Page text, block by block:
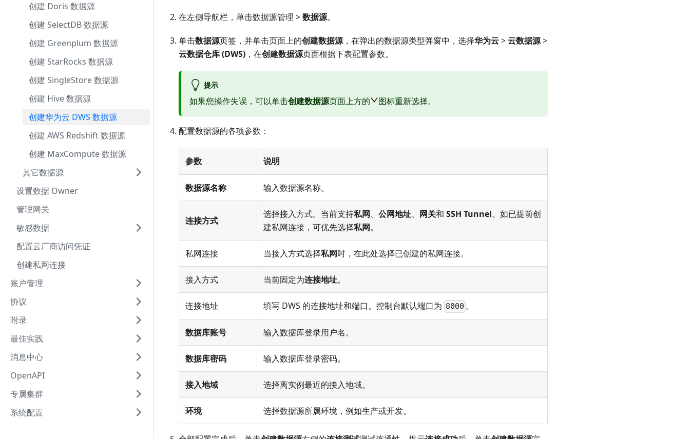
创建 Doris 数据源
创建 SelectDB 数据源
创建 Greenplum 数据源
创建 StarRocks 数据源
创建 SingleStore 数据源
创建 Hive 数据源
创建华为云 DWS 数据源
创建 AWS Redshift 数据源
创建 MaxCompute 数据源
其它数据源
设置数据 Owner
管理网关
敏感数据
配置云厂商访问凭证
创建私网连接
账户管理
协议
附录
最佳实践
消息中心
OpenAPI
专属集群
系统配置
在左侧导航栏，单击数据源管理 >数据源。
单击数据源页签，并单击页面上的创建数据源，在弹出的数据源类型弹窗中，选择华为云>云数据源>
云数据仓库 (DWS) ，在创建数据源页面根据下表配置参数。
提示
如果您操作失误，可以单击创建数据源页面上方的 图标重新选择。
配置数据源的各项参数：
参数 说明
数据源名称 输入数据源名称。
连接方式
选择接入方式。当前支持私网、 公网地址、 网关和 SSH Tunnel。如已提前创
建私网连接，可优先选择私网。
私网连接 当接入方式选择私网时，在此处选择已创建的私网连接。
接入方式 当前固定为连接地址。
连接地址 填写 DWS 的连接地址和端口。控制台默认端口为 8000 。
数据库账号 输入数据库登录用户名。
数据库密码 输入数据库登录密码。
接入地域 选择离实例最近的接入地域。
环境 选择数据源所属环境，例如生产或开发。